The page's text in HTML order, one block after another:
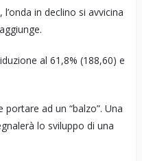
in declino si avvicina
al 61,8% (188,60) e
ad un “balzo”. Una
lo sviluppo di una